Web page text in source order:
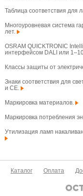
Таблица соответствия для
Многоуровневая система
лет.
OSRAM QUICKTRONIC
интерфейсом DALI или
Классы защиты от
Знаки соответствия для
и CE.
Маркировка материалов.
Маркировка потребления
Утилизация ламп
Каталог Оплата